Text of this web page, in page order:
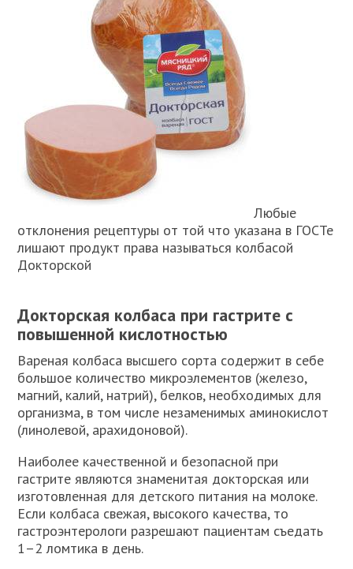
Любые
отклонения рецептуры от той что указана в ГОСТе
лишают продукт права называться колбасой
Докторской
Докторская колбаса при гастрите с
повышенной кислотностью
Вареная колбаса высшего сорта содержит в себе
большое количество микроэлементов (железо,
магний, калий, натрий), белков, необходимых для
организма, в том числе незаменимых аминокислот
(линолевой, арахидоновой).
Наиболее качественной и безопасной при
гастрите являются знаменитая докторская или
изготовленная для детского питания на молоке.
Если колбаса свежая, высокого качества, то
гастроэнтерологи разрешают пациентам съедать
1–2 ломтика в день.